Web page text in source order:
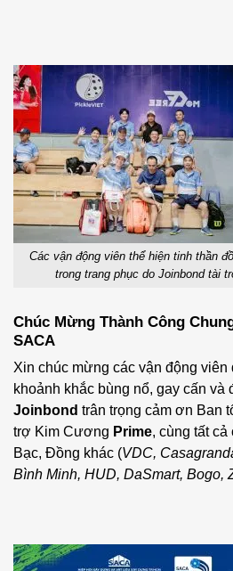
Các vận động viên thể hiện tinh thần
trong trang phục do Joinbond tài
Chúc Mừng Thành Công
SACA
Xin chúc mừng các vận động viên
khoảnh khắc bùng nổ, gay cấn và
Joinbond trân trọng cảm ơn Ban
trợ Kim Cương Prime, cùng tất
Bạc, Đồng khác (VDC,
Bình Minh, HUD, DaSmart, Bogo,